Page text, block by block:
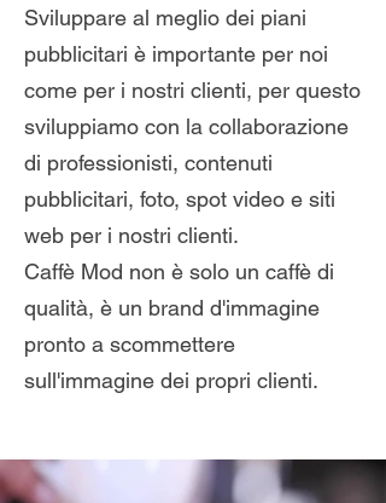
Sviluppare al meglio dei piani
pubblicitari è importante per noi
come per i nostri clienti, per questo
sviluppiamo con la collaborazione
di professionisti, contenuti
pubblicitari, foto, spot video e siti
web per i nostri clienti.
Caffè Mod non è solo un caffè di
qualità, è un brand d'immagine
pronto a scommettere
sull'immagine dei propri clienti.